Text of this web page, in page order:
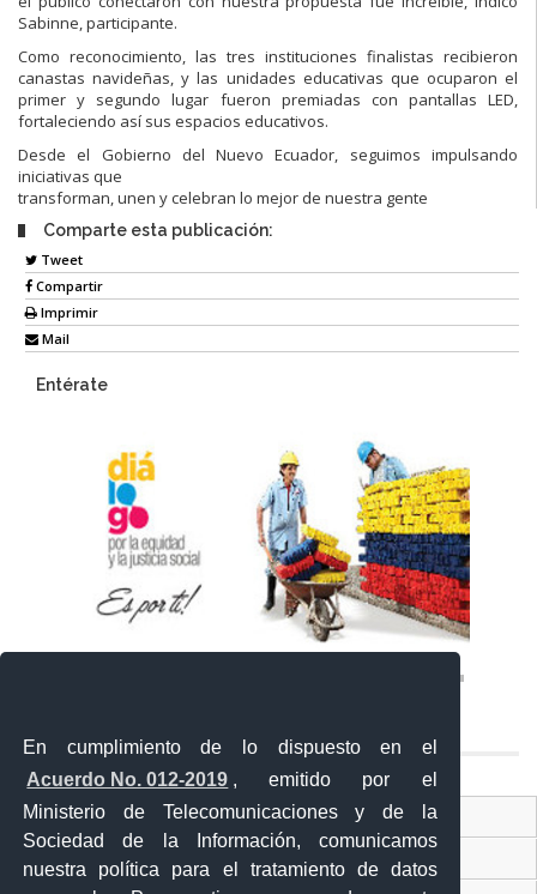
En cumplimiento de lo dispuesto en el
Acuerdo No. 012-2019 , emitido por el
Ministerio de Telecomunicaciones y de la
Sociedad de la Información, comunicamos
nuestra política para el tratamiento de datos
Sabinne, participante.
Como reconocimiento, las tres instituciones finalistas recibieron
canastas navideñas, y las unidades educativas que ocuparon el
primer y segundo lugar fueron premiadas con pantallas LED,
fortaleciendo así sus espacios educativos.
Desde el Gobierno del Nuevo Ecuador, seguimos impulsando
iniciativas que
transforman, unen y celebran lo mejor de nuestra gente
Comparte esta publicación:
Tweet
Compartir
Imprimir
Mail
Entérate
Ventanilla Única Virtual
Ventanilla Única de Comercio Exterior